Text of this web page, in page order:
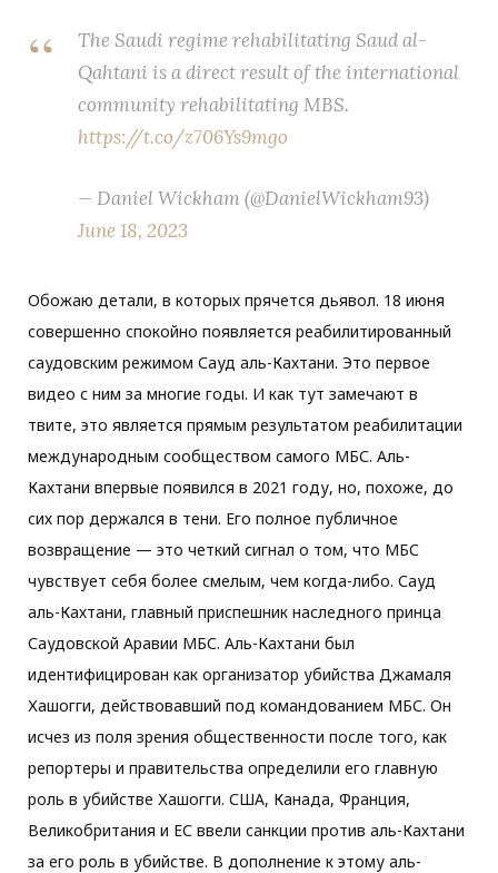
The Saudi regime rehabilitating Saud al-
Qahtani is a direct result of the international
community rehabilitating MBS.
https://t.co/z706Ys9mgo
— Daniel Wickham (@DanielWickham93)
June 18, 2023
Обожаю детали, в которых прячется дьявол. 18 июня
совершенно спокойно появляется реабилитированный
саудовским режимом Сауд аль-Кахтани. Это первое
видео с ним за многие годы. И как тут замечают в
твите, это является прямым результатом реабилитации
международным сообществом самого МБС. Аль-
Кахтани впервые появился в 2021 году, но, похоже, до
сих пор держался в тени. Его полное публичное
возвращение — это четкий сигнал о том, что MБС
чувствует себя более смелым, чем когда-либо. Сауд
аль-Кахтани, главный приспешник наследного принца
Саудовской Аравии МБС. Аль-Кахтани был
идентифицирован как организатор убийства Джамаля
Хашогги, действовавший под командованием МБС. Он
исчез из поля зрения общественности после того, как
репортеры и правительства определили его главную
роль в убийстве Хашогги. США, Канада, Франция,
Великобритания и ЕС ввели санкции против аль-Кахтани
за его роль в убийстве. В дополнение к этому аль-